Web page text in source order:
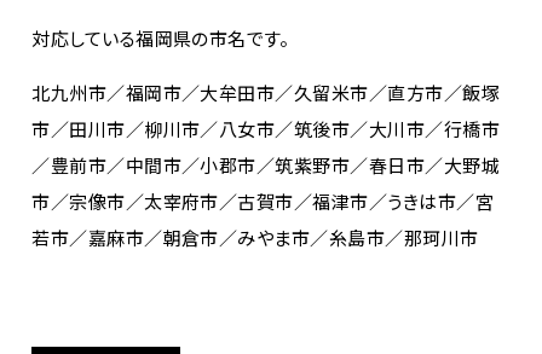
対応している福岡県の市名です。
北九州市／福岡市／大牟田市／久留米市／直方市／飯塚
市／田川市／柳川市／八女市／筑後市／大川市／行橋市
／豊前市／中間市／小郡市／筑紫野市／春日市／大野城
市／宗像市／太宰府市／古賀市／福津市／うきは市／宮
若市／嘉麻市／朝倉市／みやま市／糸島市／那珂川市